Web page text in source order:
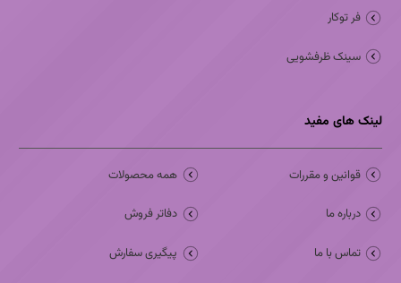
فر توکار
سینک ظرفشویی
لینک های مفید
قوانین و مقررات
درباره ما
تماس با ما
همه محصولات
دفاتر فروش
پیگیری سفارش